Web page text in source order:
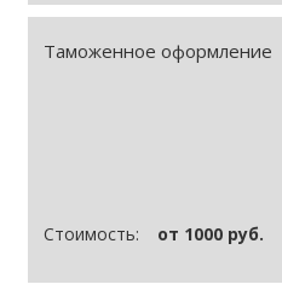
Таможенное оформление
Стоимость: от 1000 руб.